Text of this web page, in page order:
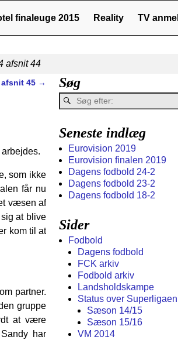
finaleuge 2015 Reality TV
afsnit 44
afsnit 45 →
som ikke
får nu
væsen af
at blive
kom til at
partner.
gruppe
at være
har
Søg
Seneste indlæg
Eurovision 2019
Eurovision finalen 2019
Dagens fodbold 24-2
Dagens fodbold 23-2
Dagens fodbold 18-2
Sider
Fodbold
Dagens fodbold
FCK arkiv
Fodbold arkiv
Landsholdskampe
Status over Superligaen
Sæson 14/15
Sæson 15/16
VM 2014